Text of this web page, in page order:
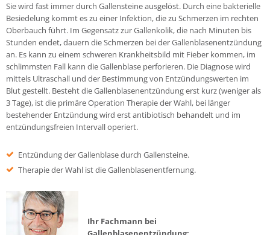
Sie wird fast immer durch Gallensteine ausgelöst. Durch eine bakterielle
Besiedelung kommt es zu einer Infektion, die zu Schmerzen im rechten
Oberbauch führt. Im Gegensatz zur Gallenkolik, die nach Minuten bis
Stunden endet, dauern die Schmerzen bei der Gallenblasenentzündung
an. Es kann zu einem schweren Krankheitsbild mit Fieber kommen, im
schlimmsten Fall kann die Gallenblase perforieren. Die Diagnose wird
mittels Ultraschall und der Bestimmung von Entzündungswerten im
Blut gestellt. Besteht die Gallenblasenentzündung erst kurz (weniger als
3 Tage), ist die primäre Operation Therapie der Wahl, bei länger
bestehender Entzündung wird erst antibiotisch behandelt und im
entzündungsfreien Intervall operiert.
Entzündung der Gallenblase durch Gallensteine.
Therapie der Wahl ist die Gallenblasenentfernung.
Ihr Fachmann bei